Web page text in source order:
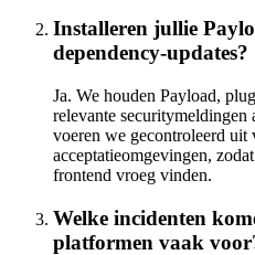
Installeren jullie
dependency-updates?
Ja. We houden Payload,
relevante securitymeldingen
voeren we gecontroleerd uit
acceptatieomgevingen,
frontend vroeg vinden.
Welke incidenten
platformen vaak